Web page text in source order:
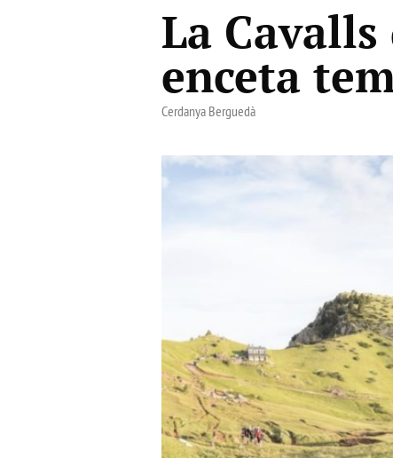
La
enceta
Cerdanya Berguedà